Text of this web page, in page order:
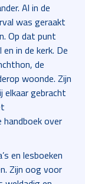
Al in de
was geraakt
Op dat punt
in de kerk. De
de
woonde. Zijn
elkaar gebracht
over
en lesboeken
Zijn oog voor